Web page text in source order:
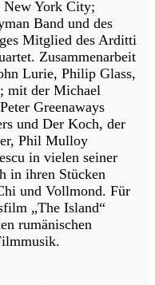
New York City;
Band und des
Mitglied des Arditti
Zusammenarbeit
Lurie, Philip Glass,
mit der Michael
Greenaways
und Der Koch, der
Phil Mulloy
in vielen seiner
in ihren Stücken
und Vollmond. Für
„The Island“
rumänischen